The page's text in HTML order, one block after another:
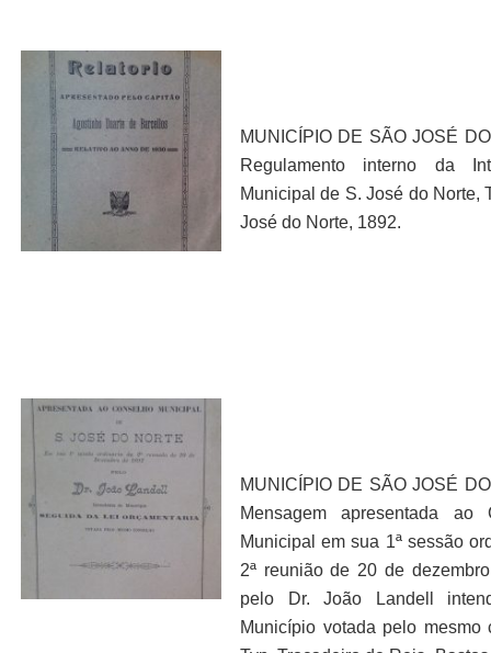
MUNICÍPIO DE SÃO JOSÉ
Regulamento interno da
Municipal de S. José do Norte,
José do Norte, 1892.
MUNICÍPIO DE SÃO JOSÉ
Mensagem apresentada ao
Municipal em sua 1ª sessão
2ª reunião de 20 de
pelo Dr. João Landell
Município votada pelo mesmo